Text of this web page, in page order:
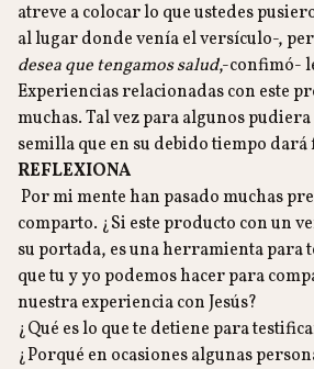
atreve a colocar lo que ustedes
al lugar donde venía el versículo-,
desea que tengamos salud,-confimó-
Experiencias relacionadas con este
muchas. Tal vez para algunos
semilla que en su debido tiempo
REFLEXIONA
Por mi mente han pasado muchas
comparto. ¿Si este producto con un
su portada, es una herramienta
que tu y yo podemos hacer para
nuestra experiencia con Jesús?
¿Qué es lo que te detiene para
¿Porqué en ocasiones algunas